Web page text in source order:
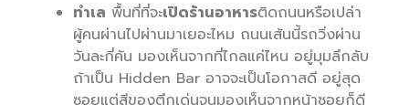
ทำเล พื้นที่ที่จะเปิดร้านอาหารติดถนนหรือเปล่า
ผู้คนผ่านไปผ่านมาเยอะไหม ถนนเส้นนี้รถวิ่งผ่าน
วันละกี่คัน มองเห็นจากที่ไกลแค่ไหน อยู่มุมลึกลับ
ถ้าเป็น Hidden Bar อาจจะเป็นโอกาสดี อยู่สุด
ซอยแต่สีของตึกเด่นจนมองเห็นจากหน้าซอยก็ดี